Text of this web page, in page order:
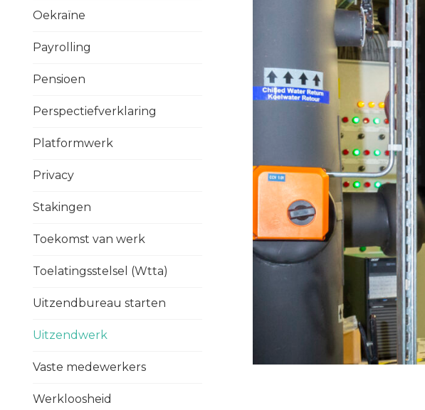
Oekraïne
Payrolling
Pensioen
Perspectiefverklaring
Platformwerk
Privacy
Stakingen
Toekomst van werk
Toelatingsstelsel (Wtta)
Uitzendbureau starten
Uitzendwerk
Vaste medewerkers
Werkloosheid